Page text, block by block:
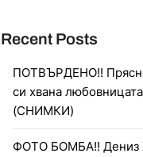
Recent Posts
ПОТВЪРДЕНО!!
си хвана
(СНИМКИ)
ФОТО БОМБА!! Дениз